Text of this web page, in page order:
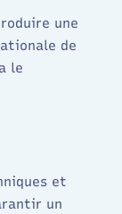
une
de
le
et
un